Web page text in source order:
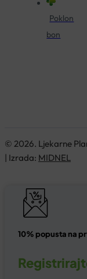
Poklon
bon
© 2026. Ljekarne
| Izrada: MIDNEL
10% popusta na